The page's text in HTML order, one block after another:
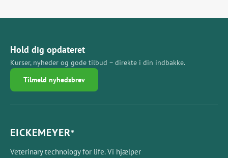
Hold dig opdateret
Kurser, nyheder og gode tilbud – direkte i din indbakke.
Tilmeld nyhedsbrev
EICKEMEYER®
Veterinary technology for life. Vi hjælper